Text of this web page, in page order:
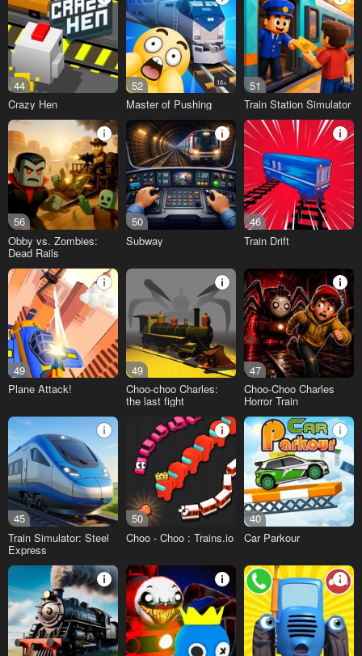
44
Crazy Hen
52 16+
Master of Pushing
51
Train Station Simulator
56
Obby vs. Zombies:
Dead Rails
50
Subway
46
Train Drift
49
Plane Attack!
49
Choo-choo Charles:
the last fight
47
Choo-Choo Charles
Horror Train
45
Train Simulator: Steel
Express
50
Choo - Choo : Trains.io
40
Car Parkour